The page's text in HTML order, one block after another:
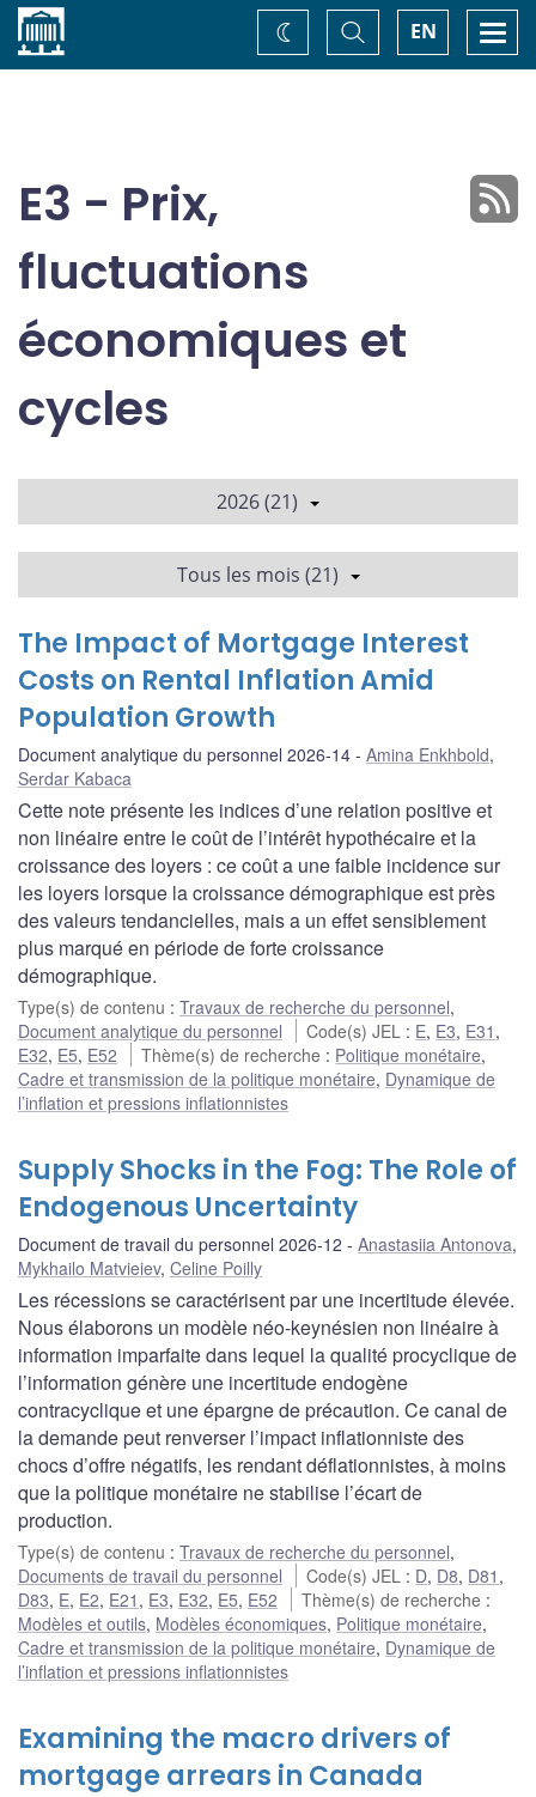
Accueil EN
Basculer
la
recherche
Changez
de
E3 - Prix,
fluctuations
économiques et
cycles
2026 (21)
Tous les mois (21)
The Impact of Mortgage Interest
Costs on Rental Inflation Amid
Population Growth
Document analytique du personnel 2026-14 Amina Enkhbold,
Serdar Kabaca
Cette note présente les indices d’une relation positive et
non linéaire entre le coût de l’intérêt hypothécaire et la
croissance des loyers : ce coût a une faible incidence sur
les loyers lorsque la croissance démographique est près
des valeurs tendancielles, mais a un effet sensiblement
plus marqué en période de forte croissance
démographique.
Type(s) de contenu : Travaux de recherche du personnel,
Document analytique du personnel
Code(s) JEL : E, E3, E31 ,
E32, E5, E52 Thème(s) de recherche : Politique monétaire,
Cadre et transmission de la politique monétaire, Dynamique de
l’inflation et pressions inflationnistes
Supply Shocks in the Fog: The Role of
Endogenous Uncertainty
Document de travail du personnel 2026-12 Anastasiia Antonova,
Mykhailo Matvieiev, Celine Poilly
Les récessions se caractérisent par une incertitude élevée.
Nous élaborons un modèle néo-keynésien non linéaire à
information imparfaite dans lequel la qualité procyclique de
l’information génère une incertitude endogène
contracyclique et une épargne de précaution. Ce canal de
la demande peut renverser l’impact inflationniste des
chocs d’offre négatifs, les rendant déflationnistes, à moins
que la politique monétaire ne stabilise l’écart de
production.
Type(s) de contenu : Travaux de recherche du personnel,
Documents de travail du personnel
Code(s) JEL : D, D8, D81 ,
D83, E, E2, E21 , E3, E32, E5, E52 Thème(s) de recherche :
Modèles et outils, Modèles économiques, Politique monétaire,
Cadre et transmission de la politique monétaire, Dynamique de
l’inflation et pressions inflationnistes
Examining the macro drivers of
mortgage arrears in Canada